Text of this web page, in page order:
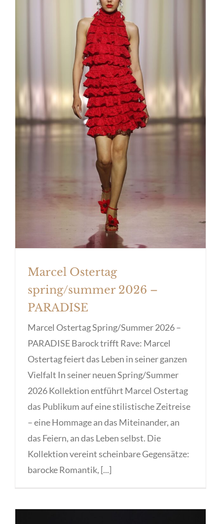
Marcel Ostertag spring/summer
2026 – PARADISE
Marcel Ostertag
spring/summer 2026 –
PARADISE
Marcel Ostertag Spring/Summer 2026 –
PARADISE Barock trifft Rave: Marcel
Ostertag feiert das Leben in seiner ganzen
Vielfalt In seiner neuen Spring/Summer
2026 Kollektion entführt Marcel Ostertag
das Publikum auf eine stilistische Zeitreise
– eine Hommage an das Miteinander, an
das Feiern, an das Leben selbst. Die
Kollektion vereint scheinbare Gegensätze:
barocke Romantik, [...]